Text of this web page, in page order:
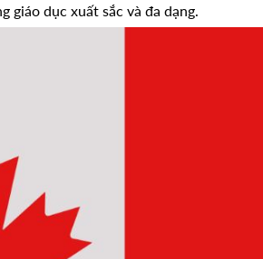
dục xuất sắc và đa dạng.